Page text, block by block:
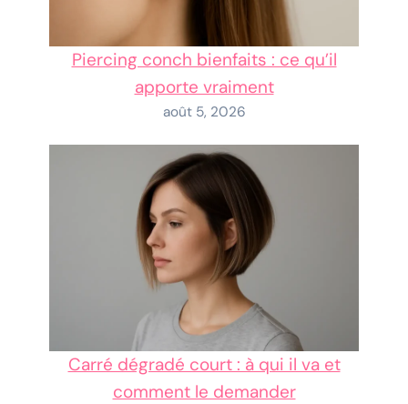
Piercing conch bienfaits : ce qu’il
apporte vraiment
août 5, 2026
Carré dégradé court : à qui il va et
comment le demander